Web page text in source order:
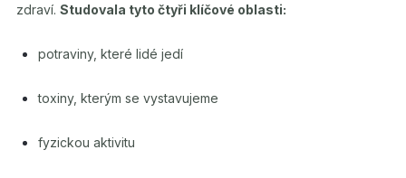
zdraví. Studovala tyto čtyři klíčové oblasti:
potraviny, které lidé jedí
toxiny, kterým se vystavujeme
fyzickou aktivitu